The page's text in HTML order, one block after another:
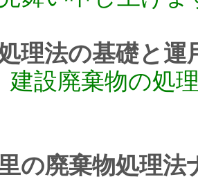
理法の基礎と運
設廃棄物の処
の廃棄物処理法